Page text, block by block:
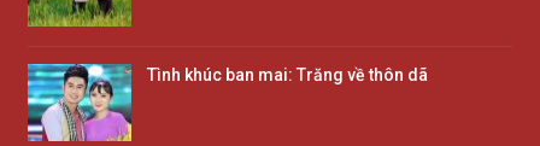
Tình khúc ban mai: Trăng về thôn dã